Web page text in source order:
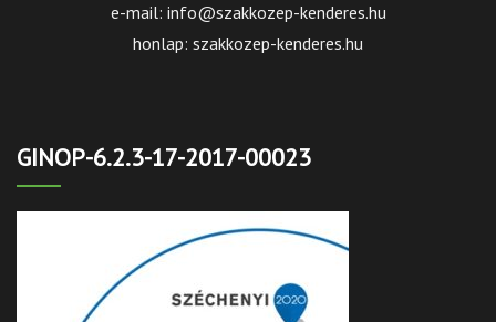
e-mail: info@szakkozep-kenderes.hu
honlap: szakkozep-kenderes.hu
GINOP-6.2.3-17-2017-00023